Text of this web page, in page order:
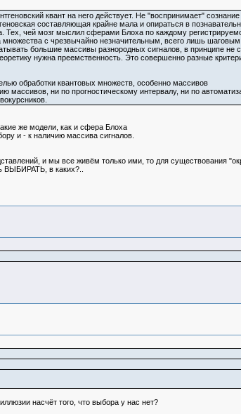
квант на него действует. Не "воспринимает"
составляющая крайне мала и опираться в
Тех, чей мозг мыслил сферами Блоха по каждому
с чрезвычайно незначительным, всего лишь
большие массивы разнородных сигналов, в принципе не
нужна преемственность. Это совершенно разные
обработки квантовых множеств, особенно массивов
массивов, ни по прогностическому интервалу, ни по
же модели, как и сфера Блоха
и - к наличию массива сигналов.
и мы все живём только ими, то для существования
ВЫБИРАТЬ, в каких?..
насчёт того, что выбора у нас нет?